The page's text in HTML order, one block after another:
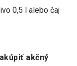
0,5 l alebo čaj
akčný